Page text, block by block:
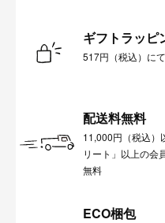
ギフトラッピ
517円（税込）に
配送料無料
11,000円（税込）
リート」以上の会
無料
ECO梱包